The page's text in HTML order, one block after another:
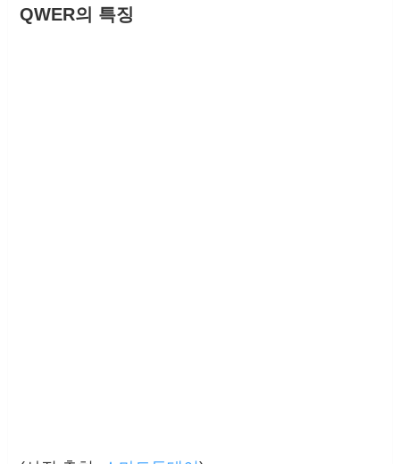
QWER의 특징